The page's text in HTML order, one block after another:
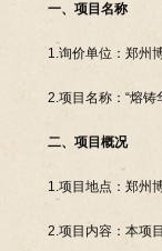
一、项目名称
1.询价单位：郑州
2.项目名称：“熔
二、项目 概况
1.项目地点：郑州
2.项目内容：本项